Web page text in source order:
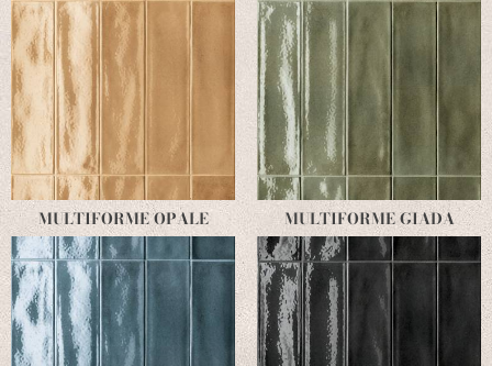
MULTIFORME OPALE MULTIFORME GIADA